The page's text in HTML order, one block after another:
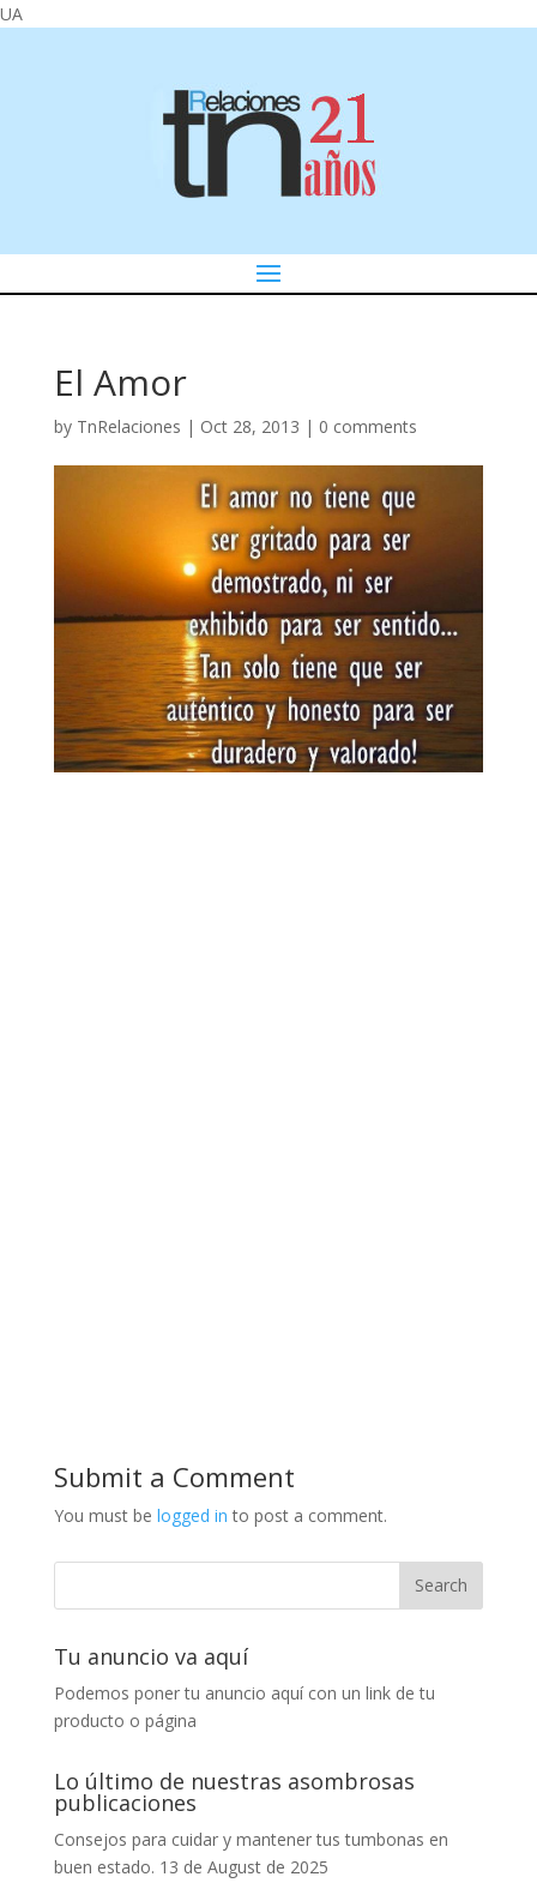
UA
El Amor
by TnRelaciones | Oct 28, 2013 | 0 comments
Submit a Comment
You must be logged in to post a comment.
Tu anuncio va aquí
Podemos poner tu anuncio aquí con un link de tu
producto o página
Lo último de nuestras asombrosas
publicaciones
Consejos para cuidar y mantener tus tumbonas en
buen estado. 13 de August de 2025